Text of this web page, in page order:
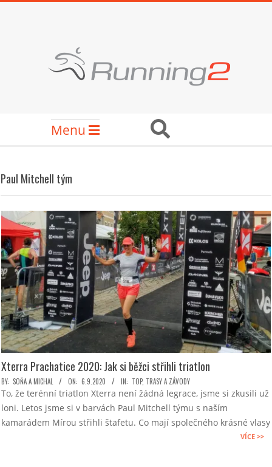
Secondary
Navigation
Menu Search
Paul Mitchell tým
Xterra Prachatice 2020: Jak si běžci střihli triatlon
2020-
09-
06
BY: SOŇA A MICHAL ON: 6.9.2020 IN: TOP, TRASY A ZÁVODY
To, že terénní triatlon Xterra není žádná legrace, jsme si zkusili už
loni. Letos jsme si v barvách Paul Mitchell týmu s naším
kamarádem Mírou střihli štafetu. Co mají společného krásné vlasy
VÍCE >>